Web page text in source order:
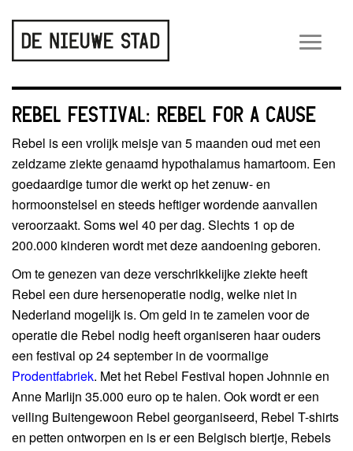
REBEL FESTIVAL: REBEL FOR A CAUSE
Rebel is een vrolijk meisje van 5 maanden oud met een
zeldzame ziekte genaamd hypothalamus hamartoom. Een
goedaardige tumor die werkt op het zenuw- en
hormoonstelsel en steeds heftiger wordende aanvallen
veroorzaakt. Soms wel 40 per dag. Slechts 1 op de
200.000 kinderen wordt met deze aandoening geboren.
Om te genezen van deze verschrikkelijke ziekte heeft
Rebel een dure hersenoperatie nodig, welke niet in
Nederland mogelijk is. Om geld in te zamelen voor de
operatie die Rebel nodig heeft organiseren haar ouders
een festival op 24 september in de voormalige
Prodentfabriek. Met het Rebel Festival hopen Johnnie en
Anne Marlijn 35.000 euro op te halen. Ook wordt er een
veiling Buitengewoon Rebel georganiseerd, Rebel T-shirts
en petten ontworpen en is er een Belgisch biertje, Rebels